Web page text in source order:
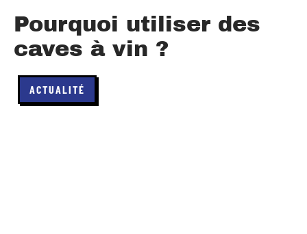
Pourquoi utiliser des
caves à vin ?
ACTUALITÉ